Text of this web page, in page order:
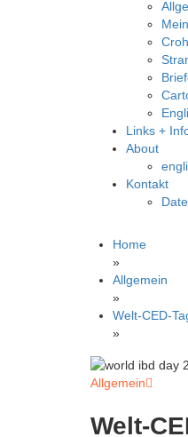
Links +
About
Kontakt
Home
»
Allgemein
»
Welt-CED-
»
Allgemein
Welt-